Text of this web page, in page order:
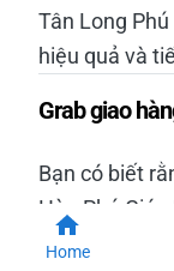
Tân Long Phú
hiệu quả và
Grab giao
Bạn có biết
Hòa Phú
giờ hết với
Home